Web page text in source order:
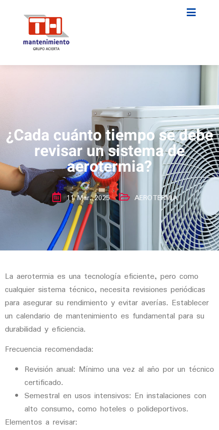
¿Cada cuánto tiempo se debe
revisar un sistema de
aerotermia?
11 Mar, 2025 AEROTERMIA
La aerotermia es una tecnología eficiente, pero como
cualquier sistema técnico, necesita revisiones periódicas
para asegurar su rendimiento y evitar averías. Establecer
un calendario de mantenimiento es fundamental para su
durabilidad y eficiencia.
Frecuencia recomendada:
Revisión anual: Mínimo una vez al año por un técnico
certificado.
Semestral en usos intensivos: En instalaciones con
alto consumo, como hoteles o polideportivos.
Elementos a revisar: